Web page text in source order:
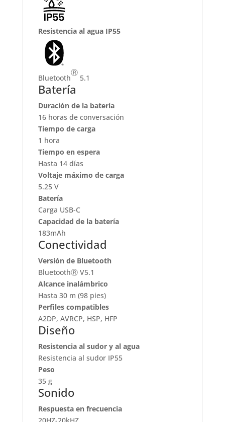
Resistencia al agua IP55
Bluetooth
Ⓡ
5.1
Batería
Duración de la batería
16 horas de conversación
Tiempo de carga
1 hora
Tiempo en espera
Hasta 14 días
Voltaje máximo de carga
5.25 V
Batería
Carga USB-C
Capacidad de la batería
183mAh
Conectividad
Versión de Bluetooth
BluetoothⓇ V5.1
Alcance inalámbrico
Hasta 30 m (98 pies)
Perfiles compatibles
A2DP, AVRCP, HSP, HFP
Diseño
Resistencia al sudor y al agua
Resistencia al sudor IP55
Peso
35 g
Sonido
Respuesta en frecuencia